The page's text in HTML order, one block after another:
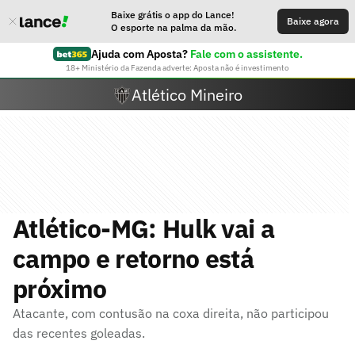
Baixe grátis o app do Lance!
O esporte na palma da mão.
Baixe agora
Ajuda com Aposta? Fale com o assistente.
18+ Ministério da Fazenda adverte: Aposta não é investimento
Atlético Mineiro
Atlético-MG: Hulk vai a
campo e retorno está
próximo
Atacante, com contusão na coxa direita, não participou
das recentes goleadas.